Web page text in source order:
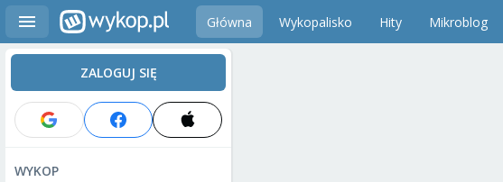
Główna Wykopalisko Hity Mikroblog
ZALOGUJ SIĘ
WYKOP